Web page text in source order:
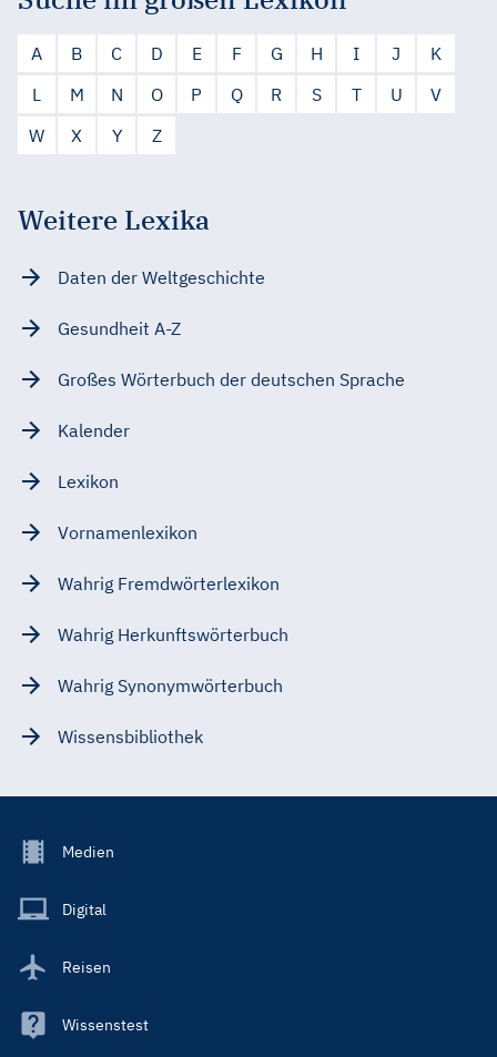
A B C D E F G H I J
K
L
M N O P Q R S T U
V
W
X Y Z
Weitere Lexika
Daten der Weltgeschichte
Gesundheit A-Z
Großes Wörterbuch der deutschen Sprache
Kalender
Lexikon
Vornamenlexikon
Wahrig Fremdwörterlexikon
Wahrig Herkunftswörterbuch
Wahrig Synonymwörterbuch
Wissensbibliothek
Footer
Main
Medien
Digital
Reisen
Wissenstest